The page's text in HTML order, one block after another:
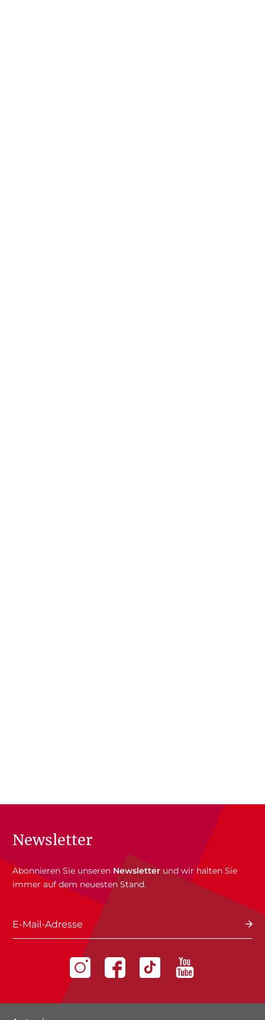
Newsletter
Abonnieren Sie unseren Newsletterund wir halten Sie
immer auf dem neuesten Stand.
E-Mail-Adresse